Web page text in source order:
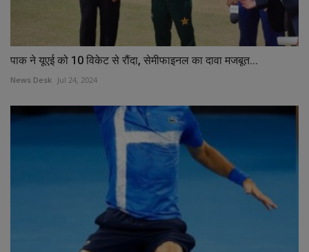
पाक ने यूएई को 10 विकेट से रौंदा, सेमीफाइनल का दावा मजबूत...
News Desk Jul 24, 2024